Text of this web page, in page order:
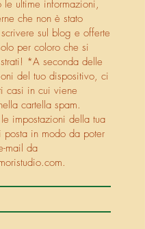
le ultime informazioni,
che non è stato
sul blog e offerte
per coloro che si
*A seconda delle
del tuo dispositivo, ci
casi in cui viene
cartella spam.
impostazioni della tua
posta in modo da poter
mail da
.